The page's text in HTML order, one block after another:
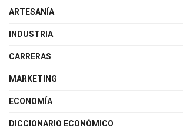
ARTESANÍA
INDUSTRIA
CARRERAS
MARKETING
ECONOMÍA
DICCIONARIO ECONÓMICO